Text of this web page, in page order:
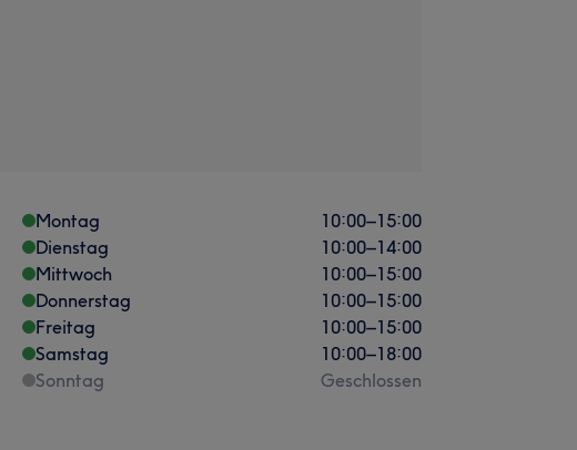
Montag 10:00–15:00
Dienstag
10:00–14:00
Mittwoch
10:00–15:00
Donnerstag
10:00–15:00
Freitag
10:00–15:00
Samstag
10:00–18:00
Sonntag
Geschlossen